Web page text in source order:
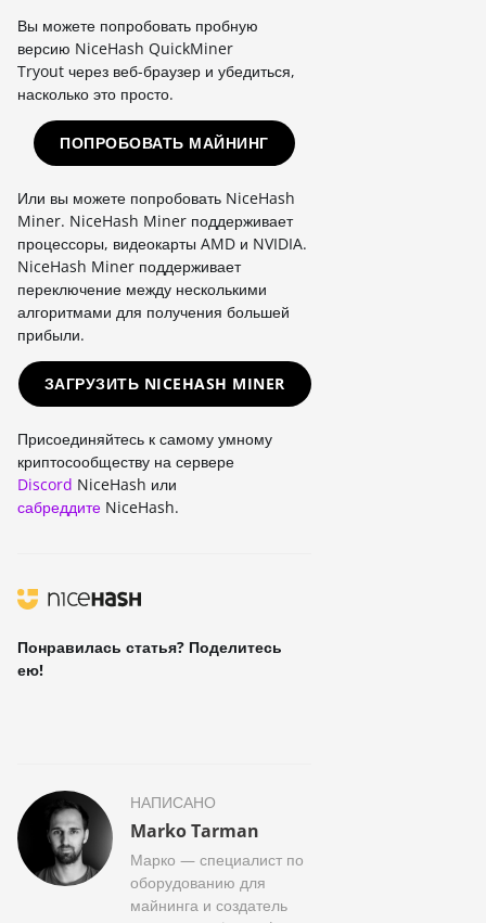
Вы можете попробовать пробную
версию NiceHash QuickMiner
Tryout через веб-браузер и убедиться,
насколько это просто.
ПОПРОБОВАТЬ МАЙНИНГ
Или вы можете попробовать NiceHash
Miner. NiceHash Miner поддерживает
процессоры, видеокарты AMD и NVIDIA.
NiceHash Miner поддерживает
переключение между несколькими
алгоритмами для получения большей
прибыли.
ЗАГРУЗИТЬ NICEHASH MINER
Присоединяйтесь к самому умному
криптосообществу на сервере
Discord NiceHash или
сабреддите NiceHash.
Понравилась статья? Поделитесь
ею!
НАПИСАНО
Marko Tarman
Марко — специалист по
оборудованию для
майнинга и создатель